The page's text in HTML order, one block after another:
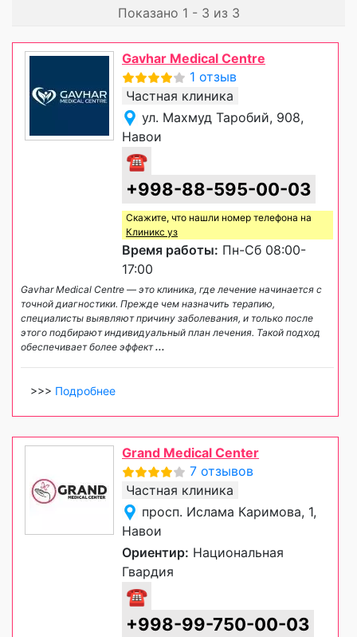
Показано 1 - 3 из 3
Gavhar Medical Centre
1 отзыв
Частная клиника
ул. Махмуд Таробий, 908,
Навои
☎
+998-88-595-00-03
Скажите, что нашли номер телефона на
Клиникс уз
Время работы: Пн-Сб 08:00-
17:00
Gavhar Medical Centre — это клиника, где лечение начинается с
точной диагностики. Прежде чем назначить терапию,
специалисты выявляют причину заболевания, и только после
этого подбирают индивидуальный план лечения. Такой подход
обеспечивает более эффект...
>>> Подробнее
Grand Medical Center
7 отзывов
Частная клиника
просп. Ислама Каримова, 1,
Навои
Ориентир: Национальная
Гвардия
☎
+998-99-750-00-03